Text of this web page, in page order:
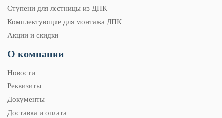
Ступени для лестницы из ДПК
Комплектующие для монтажа ДПК
Акции и скидки
О компании
Новости
Реквизиты
Документы
Доставка и оплата